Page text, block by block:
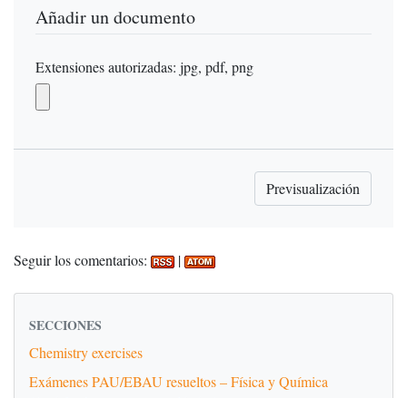
Añadir un documento
Extensiones autorizadas: jpg, pdf, png
Seguir los comentarios: |
SECCIONES
Chemistry exercises
Exámenes PAU/EBAU resueltos – Física y Química